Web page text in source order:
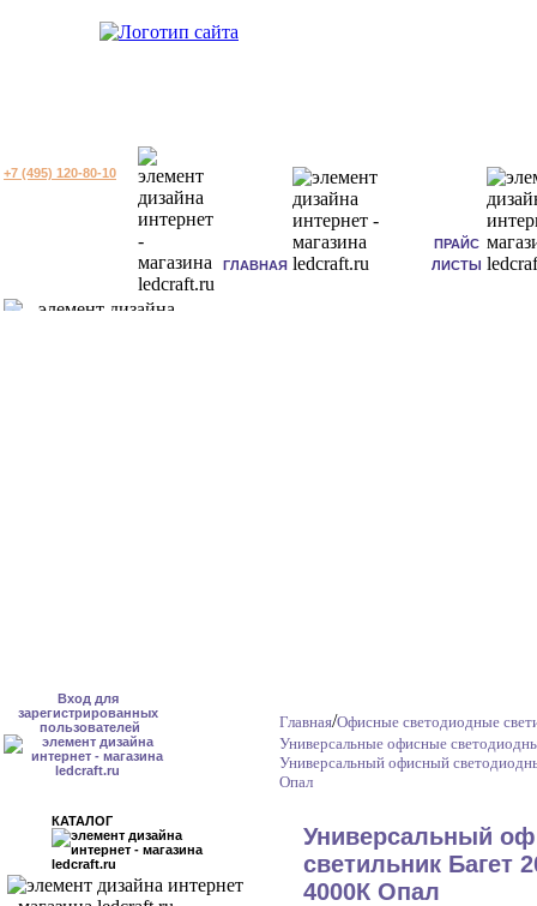
+7 (495) 120-80-10
ГЛАВНАЯ
ПРАЙС
ЛИСТЫ
Вход для
зарегистрированных
пользователей
КАТАЛОГ
Главная/Офисные светодиодные
Универсальные офисные
Универсальный офисный
Опал
Универсальный
светильник Багет
4000К Опал